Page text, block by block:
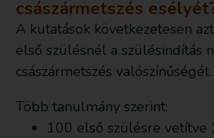
császármetszés
A kutatások következetesen
első szülésnél a szülésindítás
császármetszés valószínűségét.
Több tanulmány szerint:
100 első szülésre vetítve